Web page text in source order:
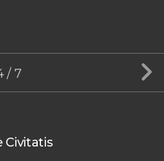
/ 7
Civitatis